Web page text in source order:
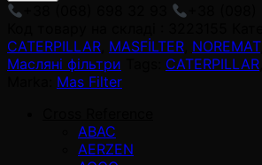
CATERPILLAR MASFİLTER NOREMAT,
Масляні фільтри
CATERPILLAR
Mas Filter
ABAC
AERZEN